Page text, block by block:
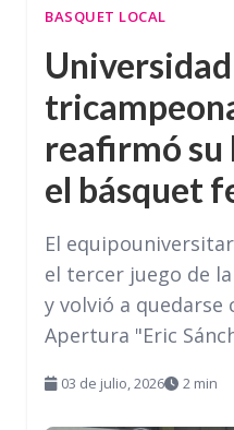
BASQUET LOCAL
reafirmó su
el básquet
El
el tercer juego de
y volvió a quedarse
Apertura "Eric
03 de julio, 2026 2 min